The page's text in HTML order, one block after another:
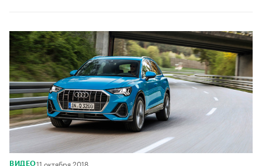
ВИДЕО11 октября 2018